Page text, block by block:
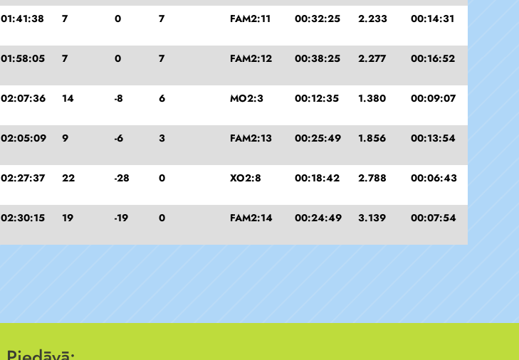
01:41:38 7 0 7 FAM2:11 00:32:25 2.233 00:14:31
01:58:05 7 0 7 FAM2:12 00:38:25 2.277 00:16:52
02:07:36 14 -8 6 MO2:3 00:12:35 1.380 00:09:07
02:05:09 9 -6 3 FAM2:13 00:25:49 1.856 00:13:54
02:27:37 22 -28 0 XO2:8 00:18:42 2.788 00:06:43
02:30:15 19 -19 0 FAM2:14 00:24:49 3.139 00:07:54